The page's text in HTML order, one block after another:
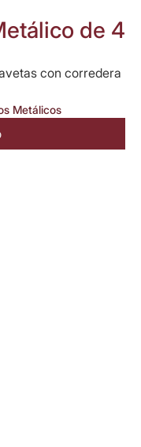
de 4
con corredera
Metálicos